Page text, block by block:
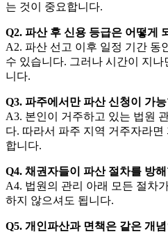
는 것이 중요합니다.
Q2. 파산 후 신용 등급은 어떻게
A2. 파산 선고 이후 일정 기간 동
수 있습니다. 그러나 시간이 지
니다.
Q3. 파주에서만 파산 신청이 가
A3. 본인이 거주하고 있는 법원
다. 따라서 파주 지역 거주자라
합니다.
Q4. 채권자들이 파산 절차를 방
A4. 법원의 관리 아래 모든 절차
하지 않으셔도 됩니다.
Q5. 개인파산과 면책은 같은 개